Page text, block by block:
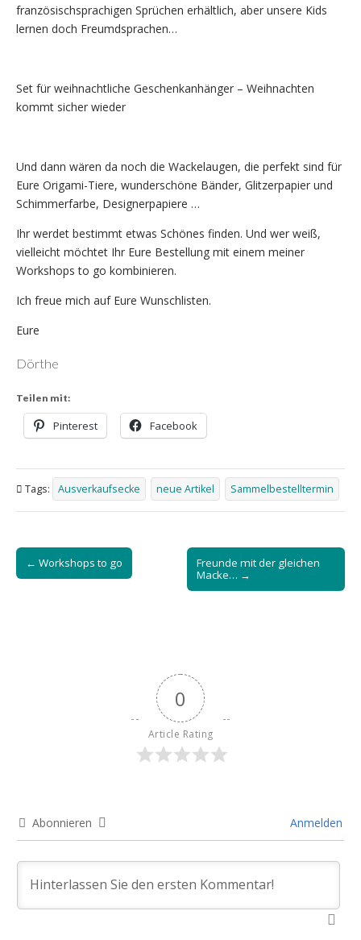
französischsprachigen Sprüchen erhältlich, aber unsere Kids
lernen doch Freumdsprachen…
Set für weihnachtliche Geschenkanhänger – Weihnachten
kommt sicher wieder
Und dann wären da noch die Wackelaugen, die perfekt sind für
Eure Origami-Tiere, wunderschöne Bänder, Glitzerpapier und
Schimmerfarbe, Designerpapiere …
Ihr werdet bestimmt etwas Schönes finden. Und wer weiß,
vielleicht möchtet Ihr Eure Bestellung mit einem meiner
Workshops to go kombinieren.
Ich freue mich auf Eure Wunschlisten.
Eure
Dörthe
Teilen mit:
Pinterest Facebook
Tags: Ausverkaufsecke neue Artikel Sammelbestelltermin
Post
navigation
← Workshops to go
Freunde mit der gleichen
Macke… →
0
Article Rating
Abonnieren Anmelden